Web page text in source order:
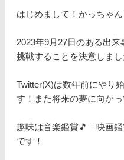
はじめまして！かっちゃん
2023年9月27日のある出
挑戦することを決意しまし
Twitter(X)は数年前にやり
す！また将来の夢に向か
趣味は音楽鑑賞🎵｜映画
です！